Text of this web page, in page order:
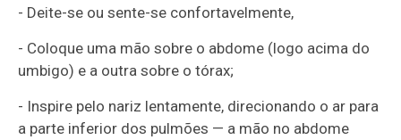
- Deite-se ou sente-se confortavelmente,
- Coloque uma mão sobre o abdome (logo acima do
umbigo) e a outra sobre o tórax;
- Inspire pelo nariz lentamente, direcionando o ar para
a parte inferior dos pulmões — a mão no abdome